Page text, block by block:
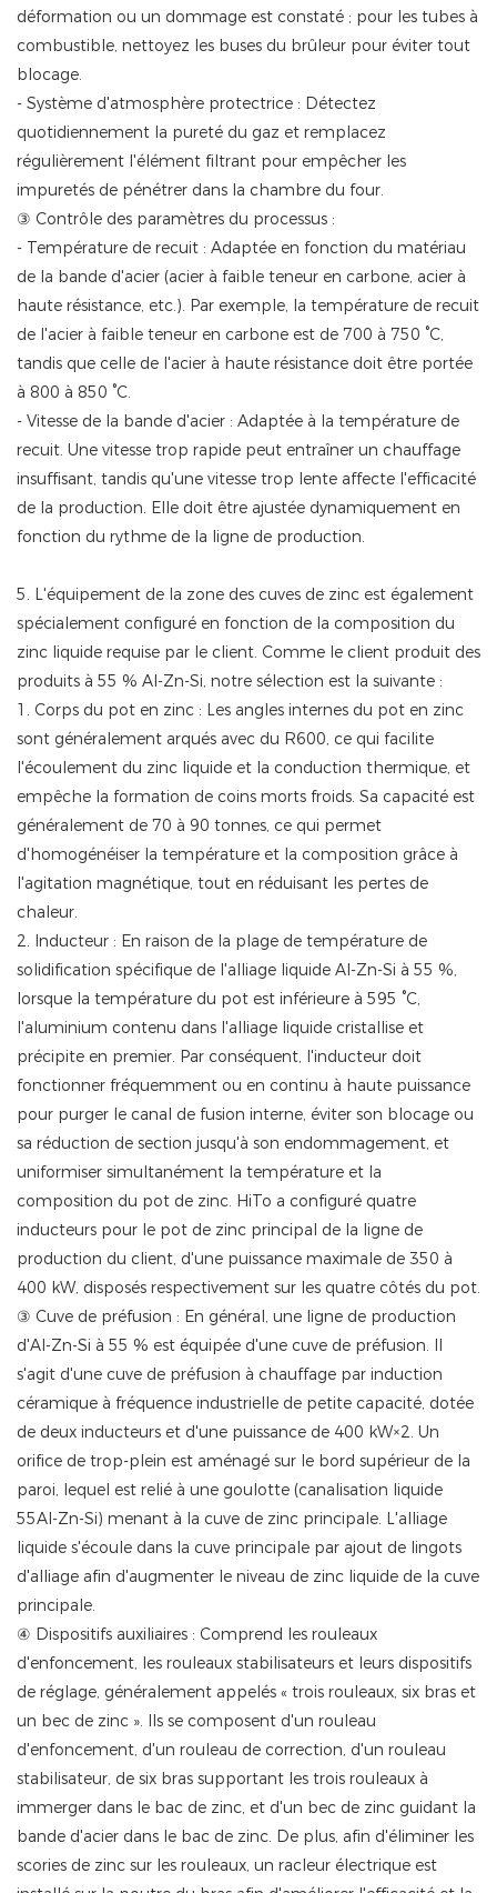
déformation ou un dommage est constaté ; pour les tubes à
combustible, nettoyez les buses du brûleur pour éviter tout
blocage.
- Système d'atmosphère protectrice : Détectez
quotidiennement la pureté du gaz et remplacez
régulièrement l'élément filtrant pour empêcher les
impuretés de pénétrer dans la chambre du four.
③ Contrôle des paramètres du processus :
- Température de recuit : Adaptée en fonction du matériau
de la bande d'acier (acier à faible teneur en carbone, acier à
haute résistance, etc.). Par exemple, la température de recuit
de l'acier à faible teneur en carbone est de 700 à 750 °C,
tandis que celle de l'acier à haute résistance doit être portée
à 800 à 850 °C.
- Vitesse de la bande d'acier : Adaptée à la température de
recuit. Une vitesse trop rapide peut entraîner un chauffage
insuffisant, tandis qu'une vitesse trop lente affecte l'efficacité
de la production. Elle doit être ajustée dynamiquement en
fonction du rythme de la ligne de production.
5. L'équipement de la zone des cuves de zinc est également
spécialement configuré en fonction de la composition du
zinc liquide requise par le client. Comme le client produit des
produits à 55 % Al-Zn-Si, notre sélection est la suivante :
1. Corps du pot en zinc : Les angles internes du pot en zinc
sont généralement arqués avec du R600, ce qui facilite
l'écoulement du zinc liquide et la conduction thermique, et
empêche la formation de coins morts froids. Sa capacité est
généralement de 70 à 90 tonnes, ce qui permet
d'homogénéiser la température et la composition grâce à
l'agitation magnétique, tout en réduisant les pertes de
chaleur.
2. Inducteur : En raison de la plage de température de
solidification spécifique de l'alliage liquide Al-Zn-Si à 55 %,
lorsque la température du pot est inférieure à 595 °C,
l'aluminium contenu dans l'alliage liquide cristallise et
précipite en premier. Par conséquent, l'inducteur doit
fonctionner fréquemment ou en continu à haute puissance
pour purger le canal de fusion interne, éviter son blocage ou
sa réduction de section jusqu'à son endommagement, et
uniformiser simultanément la température et la
composition du pot de zinc. HiTo a configuré quatre
inducteurs pour le pot de zinc principal de la ligne de
production du client, d'une puissance maximale de 350 à
400 kW, disposés respectivement sur les quatre côtés du pot.
③ Cuve de préfusion : En général, une ligne de production
d'Al-Zn-Si à 55 % est équipée d'une cuve de préfusion. Il
s'agit d'une cuve de préfusion à chauffage par induction
céramique à fréquence industrielle de petite capacité, dotée
de deux inducteurs et d'une puissance de 400 kW×2. Un
orifice de trop-plein est aménagé sur le bord supérieur de la
paroi, lequel est relié à une goulotte (canalisation liquide
55Al-Zn-Si) menant à la cuve de zinc principale. L'alliage
liquide s'écoule dans la cuve principale par ajout de lingots
d'alliage afin d'augmenter le niveau de zinc liquide de la cuve
principale.
④ Dispositifs auxiliaires : Comprend les rouleaux
d'enfoncement, les rouleaux stabilisateurs et leurs dispositifs
de réglage, généralement appelés « trois rouleaux, six bras et
un bec de zinc ». Ils se composent d'un rouleau
d'enfoncement, d'un rouleau de correction, d'un rouleau
stabilisateur, de six bras supportant les trois rouleaux à
immerger dans le bac de zinc, et d'un bec de zinc guidant la
bande d'acier dans le bac de zinc. De plus, afin d'éliminer les
scories de zinc sur les rouleaux, un racleur électrique est